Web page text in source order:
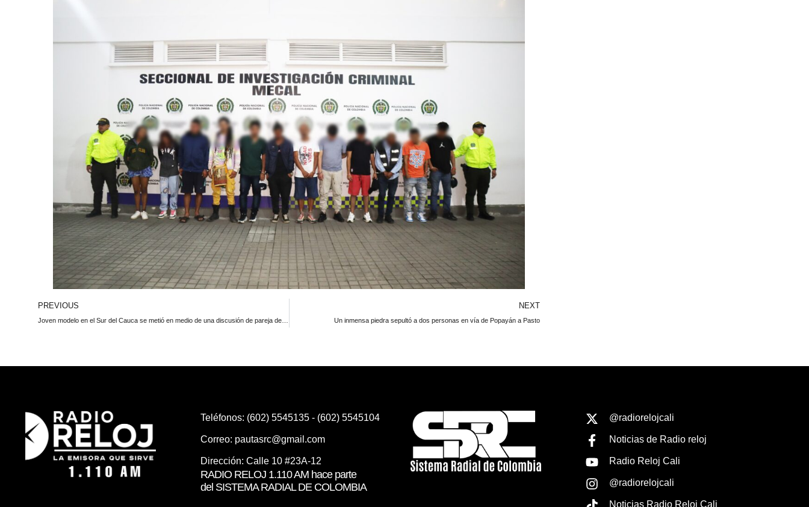
PREVIOUS NEXT
Un inmensa piedra sepultó a dos personas en vía de Popayán a Pasto
Teléfonos: (602) 5545135 - (602) 5545104
Correo: pautasrc@gmail.com
Dirección: Calle 10 #23A-12
RADIO RELOJ 1.110 AM hace parte
del SISTEMA RADIAL DE COLOMBIA
@radiorelojcali
Noticias de Radio reloj
Radio Reloj Cali
@radiorelojcali
Noticias Radio Reloj Cali